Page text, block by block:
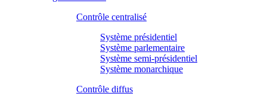
Contrôle centralisé
Système présidentiel
Système parlementaire
Système semi-présidentiel
Système monarchique
Contrôle diffus